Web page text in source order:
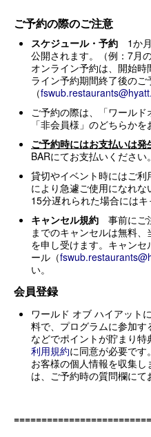
ご予約の際のご注意
スケジュール・予約 1か
公開されます。（例：7月
オンライン予約は、開始
ライン予約期間終了後の
（
ご予約の際は、「ワール
「非会員様」のどちらかを
ご予約時にはお支払いは発
BARにてお支払いください。
貸切やイベント時にはご
により急遽ご使用になれ
15分遅れられた場合にはキ
キャンセル規約 事前にご
までのキャンセルは無料
を申し受けます。キャン
ール（
い。
会員登録
ワールド オブ ハイアット
料で、プログラムに参加
などでポイントが貯まり
利用規約に同意が必要です。
お客様の個人情報を収集
は、ご予約時の質問欄にて